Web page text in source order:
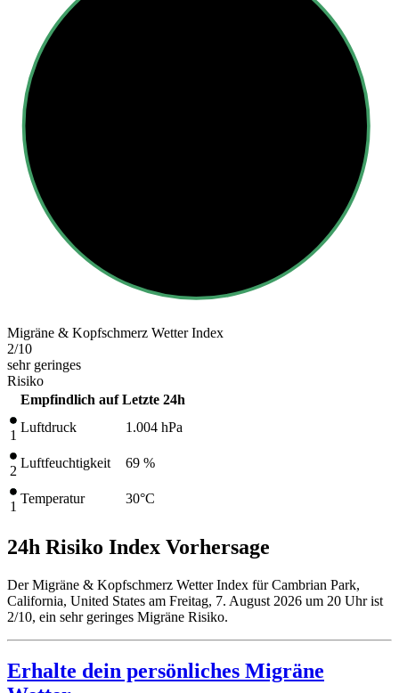
Migräne & Kopfschmerz Wetter Index
2/10
sehr geringes
Risiko
Empfindlich auf Letzte 24h
1
Luftdruck 1.004 hPa
2
Luftfeuchtigkeit 69 %
1
Temperatur 30°C
24h Risiko Index Vorhersage
Der Migräne & Kopfschmerz Wetter Index für Cambrian Park,
California, United States am Freitag, 7. August 2026 um 20 Uhr ist
2/10, ein sehr geringes Migräne Risiko.
Erhalte dein persönliches Migräne